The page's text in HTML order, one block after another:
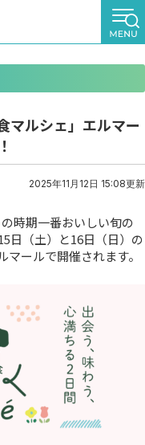
マルシェ」エルマー
2025年11月12日 15:08更新
時期一番おいしい旬の
日（土）と16日（日）の
ールで開催されます。